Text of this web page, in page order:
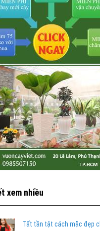
xem nhiều
Tất tần tật cách mặc đẹp